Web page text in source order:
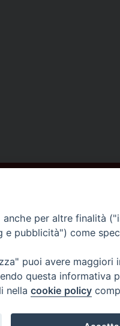
Seguici
per altre finalità
e pubblicità") come
puoi avere maggiori
questa informativa
nella cookie policy